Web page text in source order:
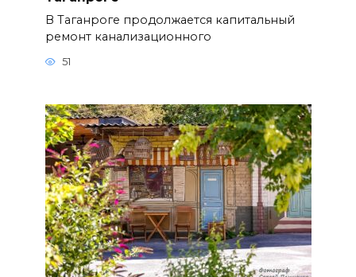
В Таганроге продолжается капитальный
ремонт канализационного
51